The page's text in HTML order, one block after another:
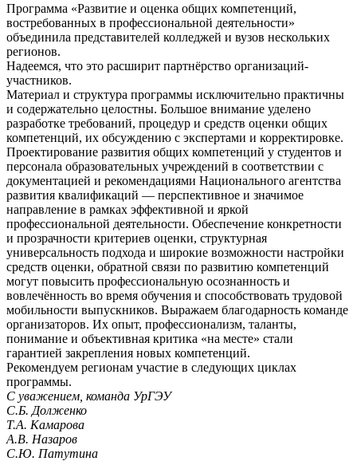
Программа «Развитие и оценка общих компетенций,
востребованных в профессиональной деятельности»
объединила представителей колледжей и вузов нескольких
регионов.
Надеемся, что это расширит партнёрство организаций-
участников.
Материал и структура программы исключительно практичны
и содержательно целостны. Большое внимание уделено
разработке требований, процедур и средств оценки общих
компетенций, их обсуждению с экспертами и корректировке.
Проектирование развития общих компетенций у студентов и
персонала образовательных учреждений в соответствии с
документацией и рекомендациями Национального агентства
развития квалификаций — перспективное и значимое
направление в рамках эффективной и яркой
профессиональной деятельности. Обеспечение конкретности
и прозрачности критериев оценки, структурная
универсальность подхода и широкие возможности настройки
средств оценки, обратной связи по развитию компетенций
могут повысить профессиональную осознанность и
вовлечённость во время обучения и способствовать трудовой
мобильности выпускников. Выражаем благодарность команде
организаторов. Их опыт, профессионализм, таланты,
понимание и объективная критика «на месте» стали
гарантией закрепления новых компетенций.
Рекомендуем регионам участие в следующих циклах
программы.
С уважением, команда УрГЭУ
С.Б. Долженко
Т.А. Камарова
А.В. Назаров
С.Ю. Патутина